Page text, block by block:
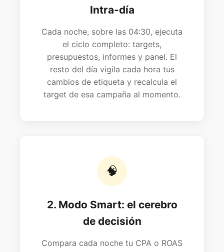
Intra-día
Cada noche, sobre las 04:30, ejecuta
el ciclo completo: targets,
presupuestos, informes y panel. El
resto del día vigila cada hora tus
cambios de etiqueta y recalcula el
target de esa campaña al momento.
🧠
2. Modo Smart: el cerebro
de decisión
Compara cada noche tu CPA o ROAS